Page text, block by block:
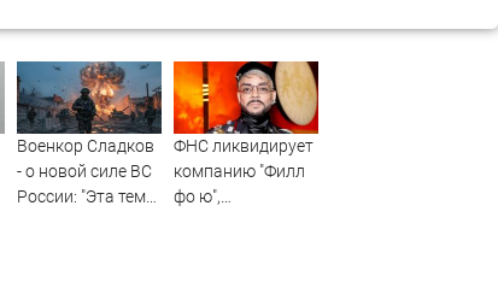
Военкор Сладков
- о новой силе ВС
России: "Эта тема
ФНС ликвидирует
компанию "Филл
фо ю",